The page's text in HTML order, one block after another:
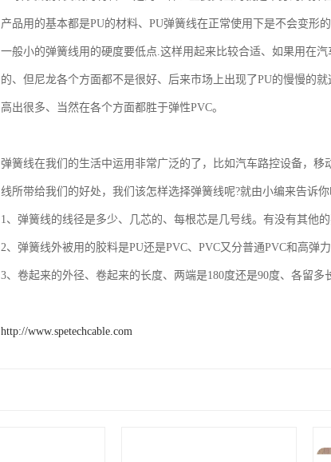
PU弹簧线材质有哪些呢?